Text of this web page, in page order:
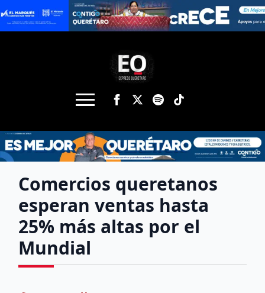
Comercios queretanos
esperan ventas hasta
25% más altas por el
Mundial